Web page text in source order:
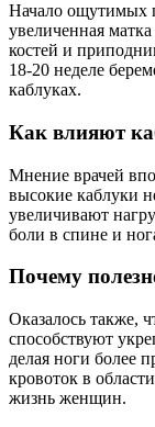
Начало ощутимых
увеличенная
костей и
18-20 неделе
каблуках.
Как влияют
Мнение врачей
высокие каблуки
увеличивают
боли в спине и
Почему
Оказалось также,
способствуют
делая ноги более
кровоток в
жизнь женщин.